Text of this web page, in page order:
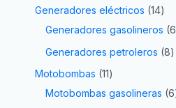
Generadores eléctricos 14
Generadores gasolineros 6
Generadores petroleros 8
Motobombas 11
Motobombas gasolineras 6